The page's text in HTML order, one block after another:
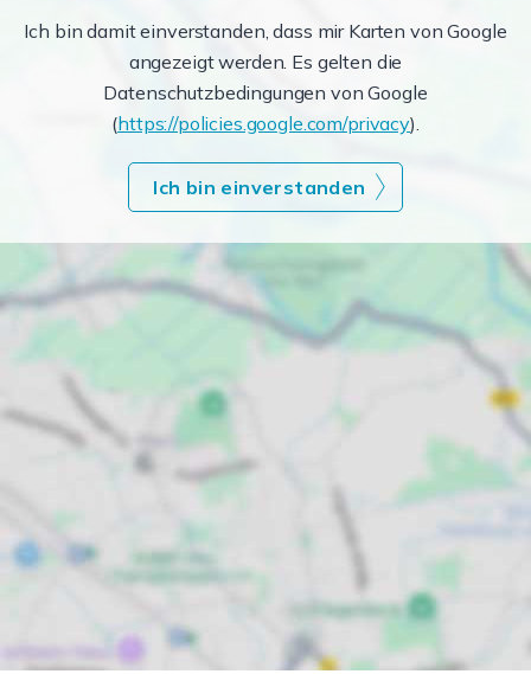
Ich bin damit einverstanden, dass mir Karten von Google
angezeigt werden. Es gelten die
Datenschutzbedingungen von Google
(https://policies.google.com/privacy).
Ich bin einverstanden